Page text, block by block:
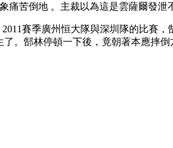
苦倒地 。主裁以為這是雲薩爾發泄不
2011賽季廣州恒大隊與深圳隊的比賽
。郜林停頓一下後，竟朝著本應摔